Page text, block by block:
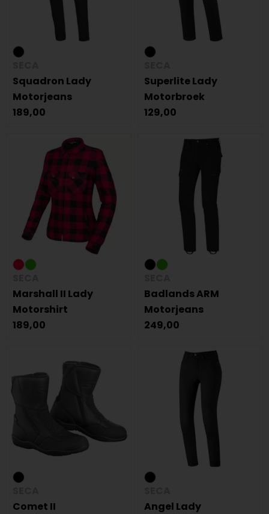
Squadron Lady
Motorjeans
189,00
Superlite Lady
Motorbroek
129,00
Marshall II Lady
Motorshirt
189,00
Badlands ARM
Motorjeans
249,00
Comet II
Angel Lady